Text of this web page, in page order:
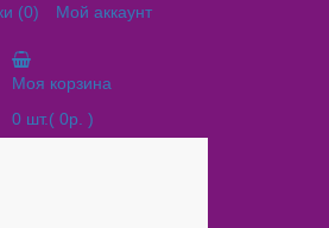
(0) Мой аккаунт
Моя корзина
0 шт.( 0р. )